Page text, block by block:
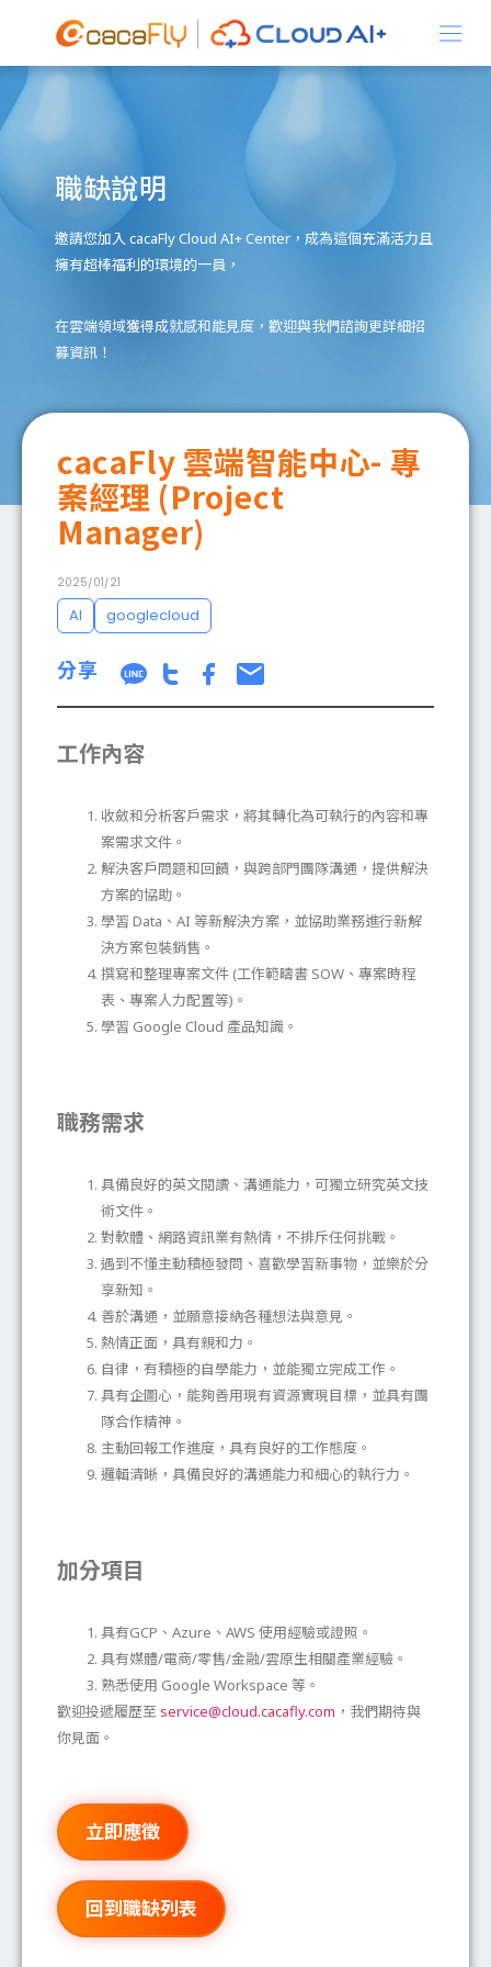
關於我們
產品資訊
解決方案
最新消息
成功案例
部落格
聯絡我們
職缺說明
邀請您加入 cacaFly Cloud AI+ Center，成為這個充滿活力且
擁有超棒福利的環境的一員，
在雲端領域獲得成就感和能見度，歡迎與我們諮詢更詳細招
募資訊！
cacaFly 雲端智能中心- 專
案經理 (Project
Manager)
2025/01/21
AI googlecloud
分享
工作內容
收斂和分析客戶需求，將其轉化為可執行的內容和專
案需求文件。
解決客戶問題和回饋，與跨部門團隊溝通，提供解決
方案的協助。
學習 Data、AI 等新解決方案，並協助業務進行新解
決方案包裝銷售。
撰寫和整理專案文件 (工作範疇書 SOW、專案時程
表、專案人力配置等)。
學習 Google Cloud 產品知識。
職務需求
具備良好的英文閱讀、溝通能力，可獨立研究英文技
術文件。
對軟體、網路資訊業有熱情，不排斥任何挑戰。
遇到不懂主動積極發問、喜歡學習新事物，並樂於分
享新知。
善於溝通，並願意接納各種想法與意見。
熱情正面，具有親和力。
自律，有積極的自學能力，並能獨立完成工作。
具有企圖心，能夠善用現有資源實現目標，並具有團
隊合作精神。
主動回報工作進度，具有良好的工作態度。
邏輯清晰，具備良好的溝通能力和細心的執行力。
加分項目
具有GCP、Azure、AWS 使用經驗或證照。
具有媒體/電商/零售/金融/雲原生相關產業經驗。
熟悉使用 Google Workspace 等。
歡迎投遞履歷至 service@cloud.cacafly.com ，我們期待與
你見面。
立即應徵
回到職缺列表